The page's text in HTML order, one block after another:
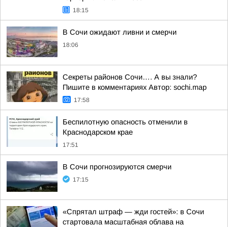
18:15
В Сочи ожидают ливни и смерчи
18:06
Секреты районов Сочи…. А вы знали?
Пишите в комментариях Автор: sochi.map
17:58
Беспилотную опасность отменили в
Краснодарском крае
17:51
В Сочи прогнозируются смерчи
17:15
«Спрятал штраф — жди гостей»: в Сочи
стартовала масштабная облава на